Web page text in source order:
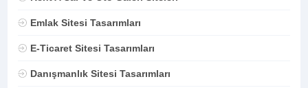
Emlak Sitesi Tasarımları
E-Ticaret Sitesi Tasarımları
Danışmanlık Sitesi Tasarımları